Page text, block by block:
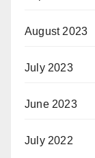
August 2023
July 2023
June 2023
July 2022